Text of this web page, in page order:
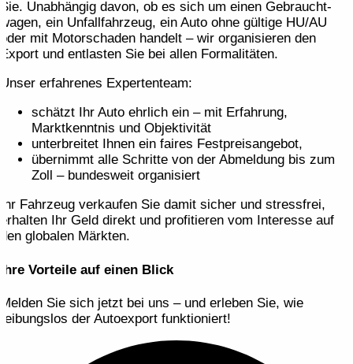
Sie. Unabhängig davon, ob es sich um einen Gebraucht­
wagen, ein Unfall­fahrzeug, ein Auto ohne gültige HU/AU
oder mit Motor­schaden handelt – wir organisieren den
Export und entlasten Sie bei allen Formalitäten.
Unser erfahrenes Expertenteam:
schätzt Ihr Auto ehrlich ein – mit Erfahrung,
Marktkenntnis und Objektivität
unterbreitet Ihnen ein faires Festpreis­angebot,
übernimmt alle Schritte von der Abmeldung bis zum
Zoll – bundesweit organisiert
Ihr Fahrzeug verkaufen Sie damit sicher und stressfrei,
erhalten Ihr Geld direkt und profitieren vom Interesse auf
den globalen Märkten.
Ihre Vorteile auf einen Blick
Melden Sie sich jetzt bei uns – und erleben Sie, wie
reibungslos der Autoexport funktioniert!